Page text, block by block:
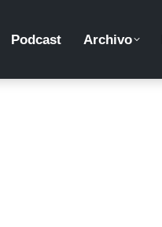
Podcast Archivo